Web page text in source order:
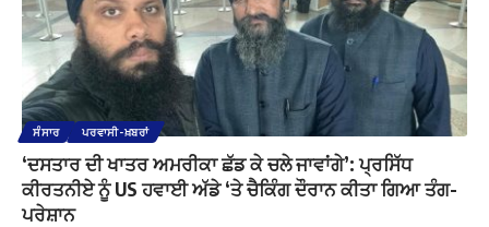
ਸੰਸਾਰ ਪਰਵਾਸੀ-ਖ਼ਬਰਾਂ
‘ਦਸਤਾਰ ਦੀ ਖਾਤਰ ਅਮਰੀਕਾ ਛੱਡ ਕੇ ਚਲੇ ਜਾਵਾਂਗੇ’: ਪ੍ਰਸਿੱਧ
ਕੀਰਤਨੀਏ ਨੂੰ US ਹਵਾਈ ਅੱਡੇ ‘ਤੇ ਚੈਕਿੰਗ ਦੌਰਾਨ ਕੀਤਾ ਗਿਆ ਤੰਗ-
ਪਰੇਸ਼ਾਨ